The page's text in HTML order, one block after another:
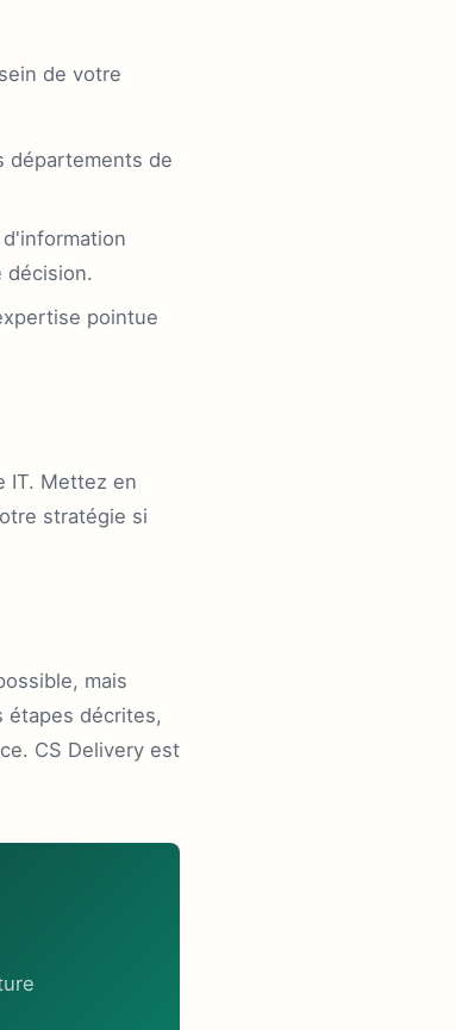
de votre
départements de
décision.
pointue
IT. Mettez en
stratégie si
mais
étapes décrites,
CS Delivery est